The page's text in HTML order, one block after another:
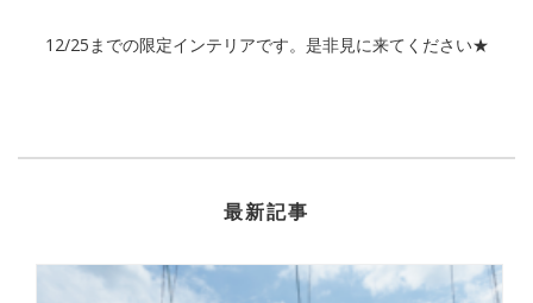
12/25までの限定インテリアです。是非見に来てください★
最新記事